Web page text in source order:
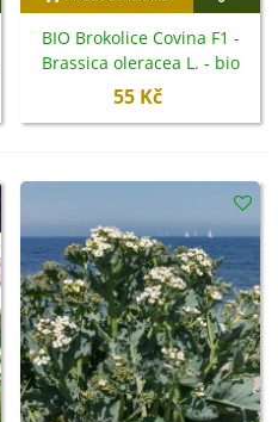
BIO Brokolice Covina F1 -
Brassica oleracea L. - bio
semena - 20 ks
55 Kč